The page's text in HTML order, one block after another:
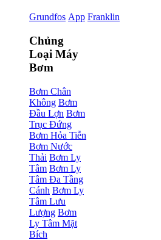
Grundfos App Franklin
Chủng
Loại Máy
Bơm
Bơm Chân
Không Bơm
Đầu Lợn Bơm
Trục Đứng
Bơm Hỏa Tiễn
Bơm Nước
Thải Bơm Ly
Tâm Bơm Ly
Tâm Đa Tầng
Cánh Bơm Ly
Tâm Lưu
Lượng Bơm
Ly Tâm Mặt
Bích